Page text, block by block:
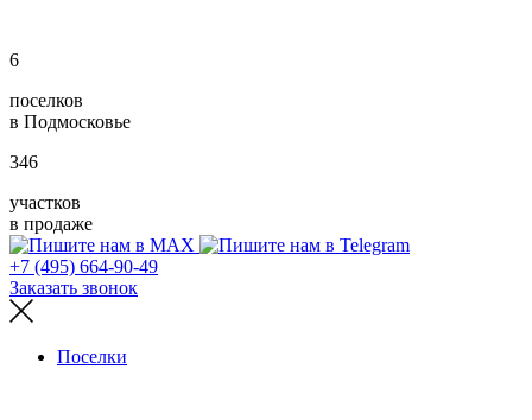
6
поселков
в Подмосковье
346
участков
в продаже
+7 (495) 664-90-49
Заказать звонок
Поселки